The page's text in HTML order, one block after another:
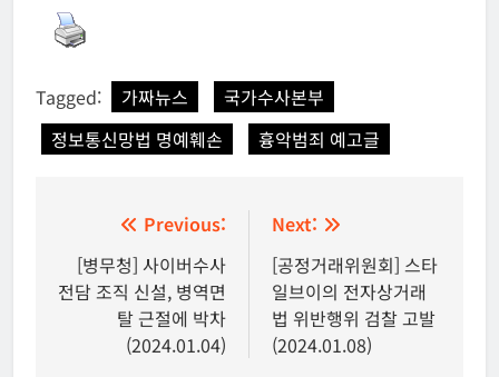
Tagged: 가짜뉴스
국가수사본부
정보통신망법 명예훼손
흉악범죄 예고글
탐
색
Previous:
[병무청] 사이버수사
전담 조직 신설, 병역면
탈 근절에 박차
(2024.01.04)
Next:
[공정거래위원회] 스타
일브이의 전자상거래
법 위반행위 검찰 고발
(2024.01.08)